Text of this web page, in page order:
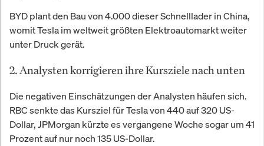
BYD plant den Bau von 4.000 dieser Schnelllader in China,
womit Tesla im weltweit größten Elektroautomarkt weiter
unter Druck gerät.
2. Analysten korrigieren ihre Kursziele nach unten
Die negativen Einschätzungen der Analysten häufen sich.
RBC senkte das Kursziel für Tesla von 440 auf 320 US-
Dollar, JPMorgan kürzte es vergangene Woche sogar um 41
Prozent auf nur noch 135 US-Dollar.